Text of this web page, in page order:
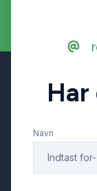
Navigation
Har
Navn